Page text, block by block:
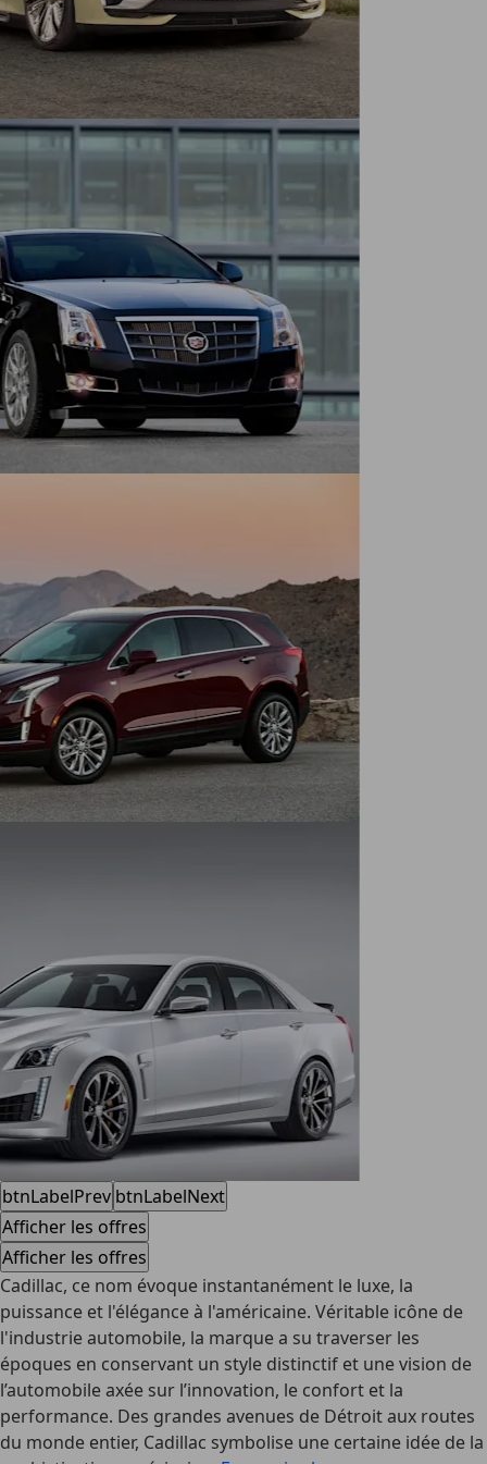
btnLabelPrev btnLabelNext
Afficher les offres
Afficher les offres
Cadillac, ce nom évoque instantanément le luxe, la
puissance et l'élégance à l'américaine. Véritable icône de
l'industrie automobile, la marque a su traverser les
époques en conservant un style distinctif et une vision de
l’automobile axée sur l’innovation, le confort et la
performance. Des grandes avenues de Détroit aux routes
du monde entier, Cadillac symbolise une certaine idée de la